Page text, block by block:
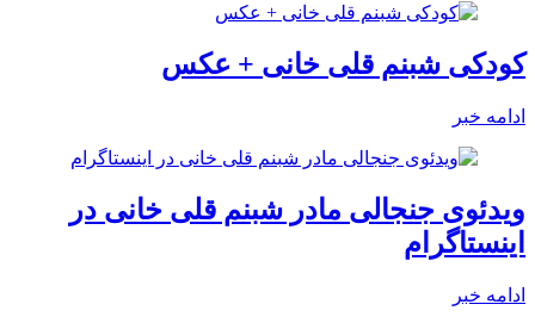
کودکی شبنم قلی خانی + عکس
ادامه خبر
ویدئوی جنجالی مادر شبنم قلی خانی در
اینستاگرام
ادامه خبر